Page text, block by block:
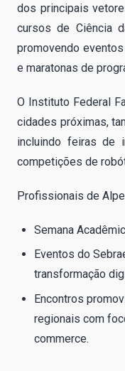
dos principais
cursos de Ciência
promovendo
e maratonas de
O Instituto Federal
cidades próximas,
incluindo feiras de
competições de
Profissionais de
Semana
Eventos do
transformação
Encontros
regionais com
commerce.